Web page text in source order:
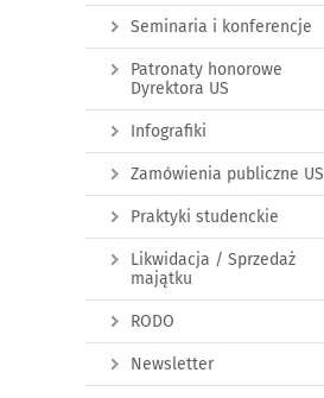
Seminaria i konferencje
Patronaty honorowe
Dyrektora US
Infografiki
Zamówienia publiczne US
Praktyki studenckie
Likwidacja / Sprzedaż
majątku
RODO
Newsletter